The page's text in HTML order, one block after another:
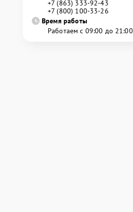
+7 (863) 333-92-43
+7 (800) 100-33-26
Время работы
Работаем с 09:00 до 21:00